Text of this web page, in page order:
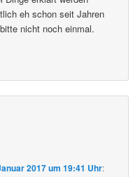
eh schon seit Jahren
nicht noch einmal.
2017 um 19:41 Uhr: